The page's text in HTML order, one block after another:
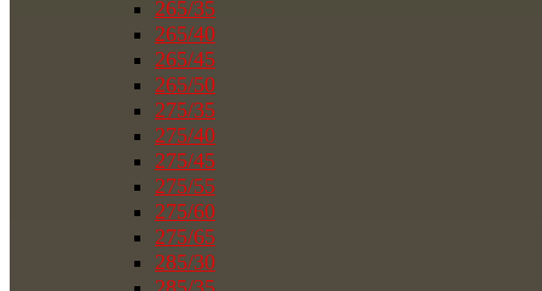
265/35
265/40
265/45
265/50
275/35
275/40
275/45
275/55
275/60
275/65
285/30